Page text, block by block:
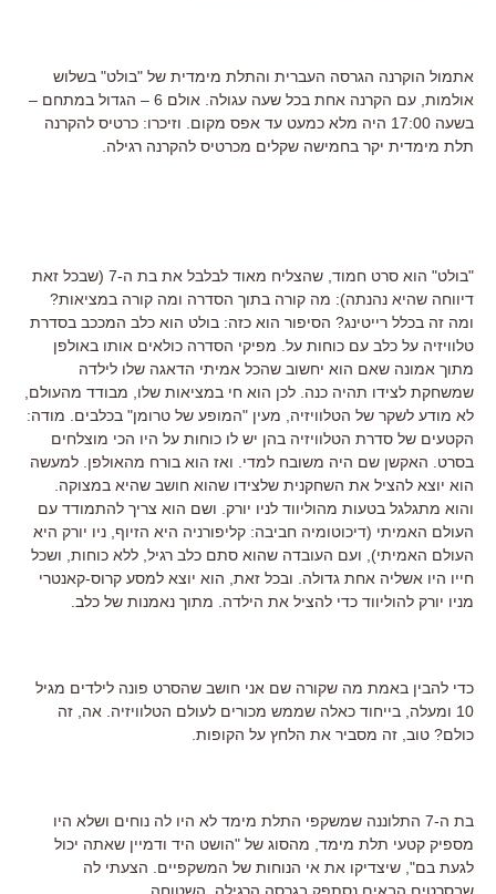
אתמול הוקרנה הגרסה העברית והתלת מימדית של "בולט" בשלוש
אולמות, עם הקרנה אחת בכל שעה עגולה. אולם 6 – הגדול במתחם –
בשעה 17:00 היה מלא כמעט עד אפס מקום. וזיכרו: כרטיס להקרנה
תלת מימדית יקר בחמישה שקלים מכרטיס להקרנה רגילה.
"בולט" הוא סרט חמוד, שהצליח מאוד לבלבל את בת ה-7 (שבכל זאת
דיווחה שהיא נהנתה): מה קורה בתוך הסדרה ומה קורה במציאות?
ומה זה בכלל רייטינג? הסיפור הוא כזה: בולט הוא כלב המככב בסדרת
טלוויזיה על כלב עם כוחות על. מפיקי הסדרה כולאים אותו באולפן
מתוך אמונה שאם הוא יחשוב שהכל אמיתי הדאגה שלו לילדה
שמשחקת לצידו תהיה כנה. לכן הוא חי במציאות שלו, מבודד מהעולם,
לא מודע לשקר של הטלוויזיה, מעין "המופע של טרומן" בכלבים. מודה:
הקטעים של סדרת הטלוויזיה בהן יש לו כוחות על היו הכי מוצלחים
בסרט. האקשן שם היה משובח למדי. ואז הוא בורח מהאולפן. למעשה
הוא יוצא להציל את השחקנית שלצידו שהוא חושב שהיא במצוקה.
והוא מתגלגל בטעות מהוליווד לניו יורק. ושם הוא צריך להתמודד עם
העולם האמיתי (דיכוטומיה חביבה: קליפורניה היא הזיוף, ניו יורק היא
העולם האמיתי), ועם העובדה שהוא סתם כלב רגיל, ללא כוחות, ושכל
חייו היו אשליה אחת גדולה. ובכל זאת, הוא יוצא למסע קרוס-קאנטרי
מניו יורק להוליווד כדי להציל את הילדה. מתוך נאמנות של כלב.
כדי להבין באמת מה שקורה שם אני חושב שהסרט פונה לילדים מגיל
10 ומעלה, בייחוד כאלה שממש מכורים לעולם הטלוויזיה. אה, זה
כולם? טוב, זה מסביר את הלחץ על הקופות.
בת ה-7 התלוננה שמשקפי התלת מימד לא היו לה נוחים ושלא היו
מספיק קטעי תלת מימד, מהסוג של "הושט היד ודמיין שאתה יכול
לגעת בם", שיצדיקו את אי הנוחות של המשקפיים. הצעתי לה